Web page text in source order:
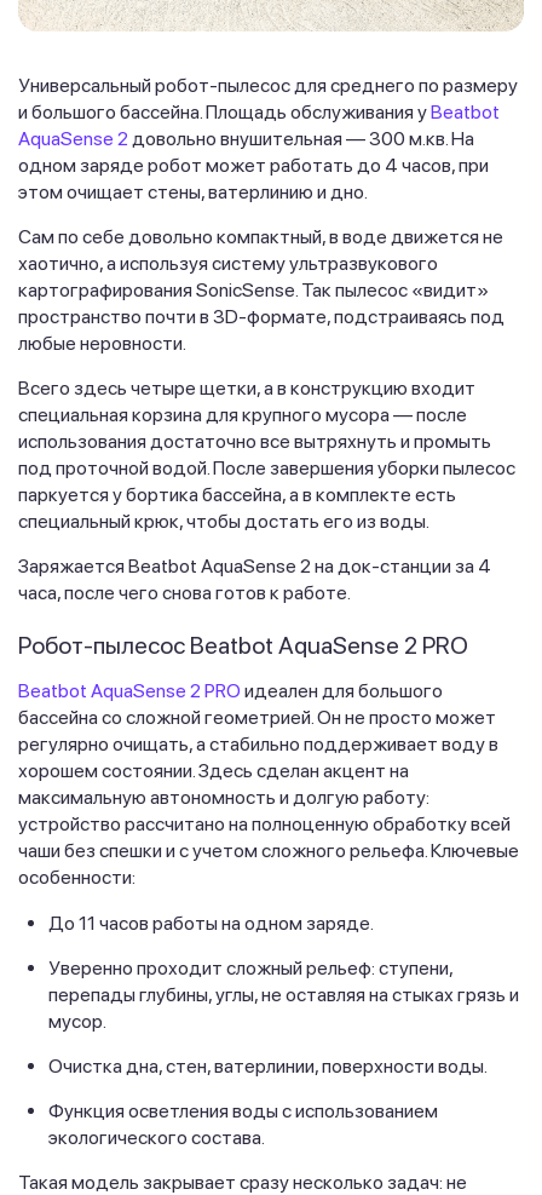
Универсальный робот-пылесос для среднего по размеру
и большого бассейна. Площадь обслуживания уBeatbot
AquaSense 2 довольно внушительная — 300 м.кв. На
одном заряде робот может работать до 4 часов, при
этом очищает стены, ватерлинию и дно.
Сам по себе довольно компактный, в воде движется не
хаотично, а используя систему ультразвукового
картографирования SonicSense. Так пылесос «видит»
пространство почти в 3D-формате, подстраиваясь под
любые неровности.
Всего здесь четыре щетки, а в конструкцию входит
специальная корзина для крупного мусора — после
использования достаточно все вытряхнуть и промыть
под проточной водой. После завершения уборки пылесос
паркуется у бортика бассейна, а в комплекте есть
специальный крюк, чтобы достать его из воды.
Заряжается Beatbot AquaSense 2 на док-станции за 4
часа, после чего снова готов к работе.
Робот-пылесос Beatbot AquaSense 2 PRO
Beatbot AquaSense 2 PRO идеален для большого
бассейна со сложной геометрией. Он не просто может
регулярно очищать, а стабильно поддерживает воду в
хорошем состоянии. Здесь сделан акцент на
максимальную автономность и долгую работу:
устройство рассчитано на полноценную обработку всей
чаши без спешки и с учетом сложного рельефа. Ключевые
особенности:
До 11 часов работы на одном заряде.
Уверенно проходит сложный рельеф: ступени,
перепады глубины, углы, не оставляя на стыках грязь и
мусор.
Очистка дна, стен, ватерлинии, поверхности воды.
Функция осветления воды с использованием
экологического состава.
Такая модель закрывает сразу несколько задач: не